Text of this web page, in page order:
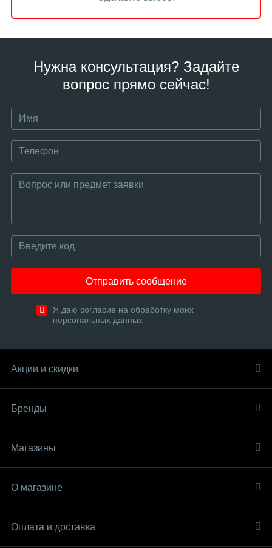
Нужна консультация? Задайте
вопрос прямо сейчас!
Отправить сообщение
Я даю согласие на обработку моих
персональных данных
Акции и скидки
Бренды
Магазины
О магазине
Оплата и доставка